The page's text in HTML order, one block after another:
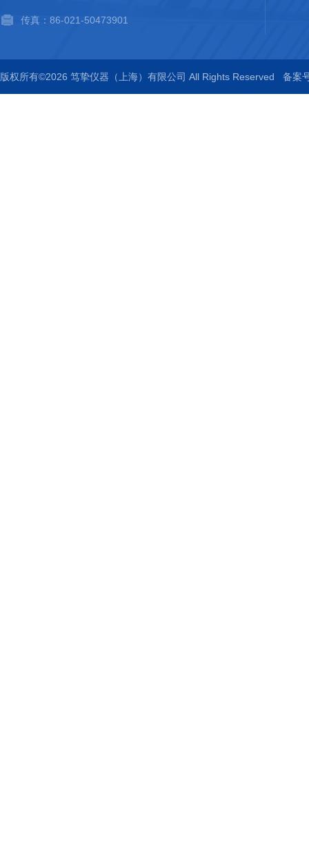
传真：86-021-50473901
版权所有©2026 笃挚仪器（上海）有限公司 All Rights Reserved 备案